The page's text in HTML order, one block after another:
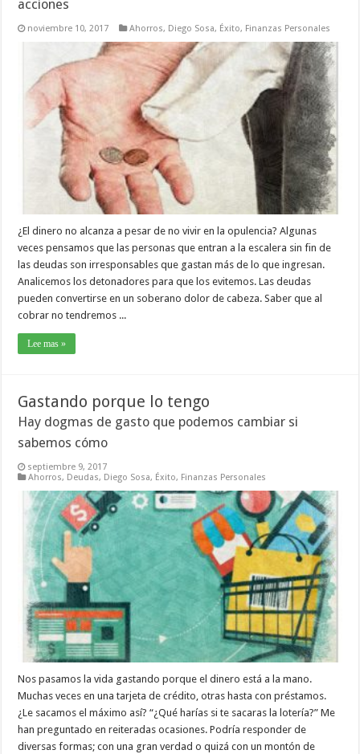
acciones
noviembre 10, 2017 Ahorros, Diego Sosa, Éxito, Finanzas Personales
¿El dinero no alcanza a pesar de no vivir en la opulencia? Algunas
veces pensamos que las personas que entran a la escalera sin fin de
las deudas son irresponsables que gastan más de lo que ingresan.
Analicemos los detonadores para que los evitemos. Las deudas
pueden convertirse en un soberano dolor de cabeza. Saber que al
cobrar no tendremos ...
Lee mas »
Gastando porque lo tengo
Hay dogmas de gasto que podemos cambiar si
sabemos cómo
septiembre 9, 2017
Ahorros, Deudas, Diego Sosa, Éxito, Finanzas Personales
Nos pasamos la vida gastando porque el dinero está a la mano.
Muchas veces en una tarjeta de crédito, otras hasta con préstamos.
¿Le sacamos el máximo así? “¿Qué harías si te sacaras la lotería?” Me
han preguntado en reiteradas ocasiones. Podría responder de
diversas formas; con una gran verdad o quizá con un montón de